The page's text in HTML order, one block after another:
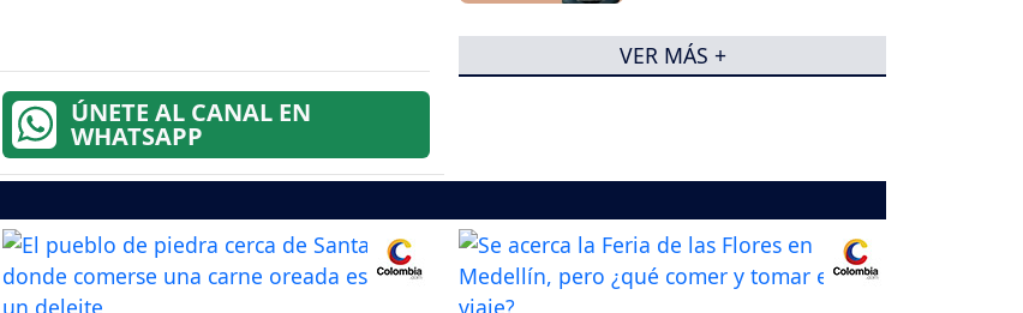
ÚNETE AL CANAL EN
WHATSAPP
VER MÁS +